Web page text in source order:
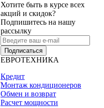
Хотите быть в курсе всех
акций и скидок?
Подпишитесь на нашу
рассылку
Подписаться
ЕВРОТЕХНИКА
Кредит
Монтаж кондиционеров
Обмен и возврат
Расчет мощности